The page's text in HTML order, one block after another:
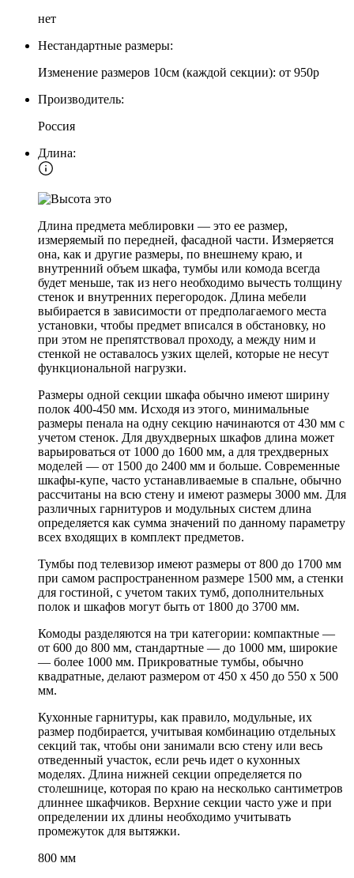
нет
Нестандартные размеры:
Изменение размеров 10см (каждой секции): от 950р
Производитель:
Россия
Длина:
Длина предмета меблировки — это ее размер,
измеряемый по передней, фасадной части. Измеряется
она, как и другие размеры, по внешнему краю, и
внутренний объем шкафа, тумбы или комода всегда
будет меньше, так из него необходимо вычесть толщину
стенок и внутренних перегородок. Длина мебели
выбирается в зависимости от предполагаемого места
установки, чтобы предмет вписался в обстановку, но
при этом не препятствовал проходу, а между ним и
стенкой не оставалось узких щелей, которые не несут
функциональной нагрузки.
Размеры одной секции шкафа обычно имеют ширину
полок 400-450 мм. Исходя из этого, минимальные
размеры пенала на одну секцию начинаются от 430 мм с
учетом стенок. Для двухдверных шкафов длина может
варьироваться от 1000 до 1600 мм, а для трехдверных
моделей — от 1500 до 2400 мм и больше. Современные
шкафы-купе, часто устанавливаемые в спальне, обычно
рассчитаны на всю стену и имеют размеры 3000 мм. Для
различных гарнитуров и модульных систем длина
определяется как сумма значений по данному параметру
всех входящих в комплект предметов.
Тумбы под телевизор имеют размеры от 800 до 1700 мм
при самом распространенном размере 1500 мм, а стенки
для гостиной, с учетом таких тумб, дополнительных
полок и шкафов могут быть от 1800 до 3700 мм.
Комоды разделяются на три категории: компактные —
от 600 до 800 мм, стандартные — до 1000 мм, широкие
— более 1000 мм. Прикроватные тумбы, обычно
квадратные, делают размером от 450 х 450 до 550 х 500
мм.
Кухонные гарнитуры, как правило, модульные, их
размер подбирается, учитывая комбинацию отдельных
секций так, чтобы они занимали всю стену или весь
отведенный участок, если речь идет о кухонных
моделях. Длина нижней секции определяется по
столешнице, которая по краю на несколько сантиметров
длиннее шкафчиков. Верхние секции часто уже и при
определении их длины необходимо учитывать
промежуток для вытяжки.
800 мм